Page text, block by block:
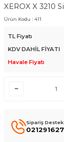
XEROX X 3210
Ürün Kodu : 411
TL Fiyatı
KDV DAHİL FİYATI
Havale Fiyatı
Sipariş Destek